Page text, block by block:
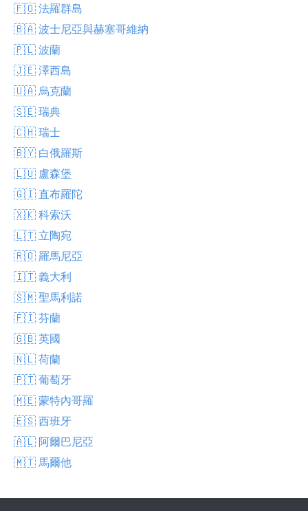
🇫🇴 法羅群島
🇧🇦 波士尼亞與赫塞哥維納
🇵🇱 波蘭
🇯🇪 澤西島
🇺🇦 烏克蘭
🇸🇪 瑞典
🇨🇭 瑞士
🇧🇾 白俄羅斯
🇱🇺 盧森堡
🇬🇮 直布羅陀
🇽🇰 科索沃
🇱🇹 立陶宛
🇷🇴 羅馬尼亞
🇮🇹 義大利
🇸🇲 聖馬利諾
🇫🇮 芬蘭
🇬🇧 英國
🇳🇱 荷蘭
🇵🇹 葡萄牙
🇲🇪 蒙特內哥羅
🇪🇸 西班牙
🇦🇱 阿爾巴尼亞
🇲🇹 馬爾他